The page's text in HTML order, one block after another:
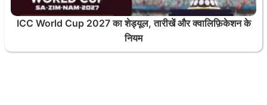
ICC World Cup 2027 का शेड्यूल, तारीखें और क्वालिफ़िकेशन के
नियम